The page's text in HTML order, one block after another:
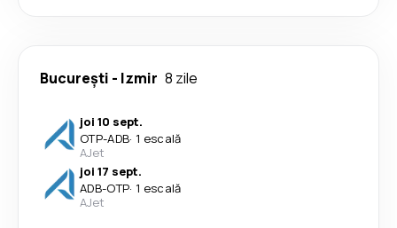
București - Izmir 8 zile
joi 10 sept.
OTP-ADB· 1 escală
AJet
joi 17 sept.
ADB-OTP· 1 escală
AJet